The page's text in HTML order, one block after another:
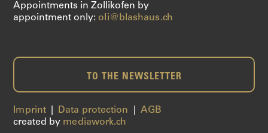
Appointments in Zollikofen by
appointment only: oli@blashaus.ch
TO THE NEWSLETTER
Imprint Data protection
AGB
created by mediawork.ch